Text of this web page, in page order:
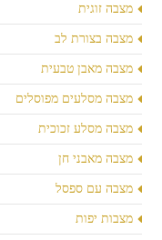
מצבה זוגית
מצבה בצורת לב
מצבה מאבן טבעית
מצבה מסלעים מפוסלים
מצבה מסלע זכוכית
מצבה מאבני חן
מצבה עם ספסל
מצבות יפות